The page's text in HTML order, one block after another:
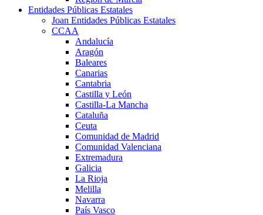
Entidades Públicas Estatales
Joan Entidades Públicas Estatales
CCAA
Andalucía
Aragón
Baleares
Canarias
Cantabria
Castilla y León
Castilla-La Mancha
Cataluña
Ceuta
Comunidad de Madrid
Comunidad Valenciana
Extremadura
Galicia
La Rioja
Melilla
Navarra
País Vasco